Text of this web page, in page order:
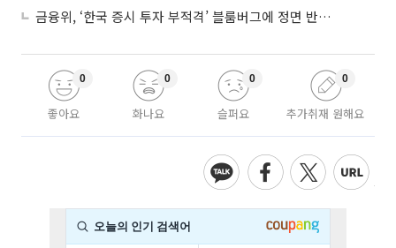
금융위, ‘한국 증시 투자 부적격’ 블룸버그에 정면 반박…“근거 불분명”
좋아요
0
화나요
0
슬퍼요
0
추가취재 원해요
0